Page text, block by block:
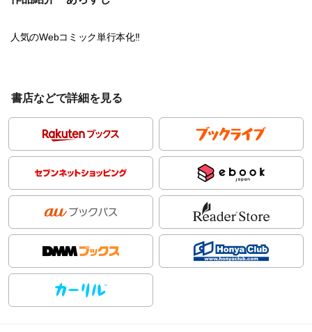
人気のWebコミック単行本化!!
書店などで詳細を見る